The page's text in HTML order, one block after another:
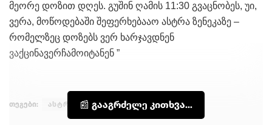
მეორე დოზით დღეს. გუშინ ღამის 11:30 გვაცნობეს, უი,
ვერა, მოწოდებაში შეფერხებააო ასტრა ზენეკაზე –
რომელზეც დოზებს ვერ ხარჯავდნენ
ვაქცინავერჩამოიტანენ ”
📰 გააგრძელე კითხვა...
თეგები: ასტრაზენეკა აცრა ვაქცინა